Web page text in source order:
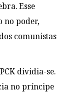
Esse
no poder,
comunistas
dividia-se.
no príncipe